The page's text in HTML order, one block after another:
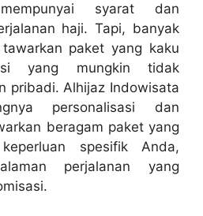
syarat dan
haji. Tapi, banyak
paket yang kaku
yang mungkin tidak
pribadi. Alhijaz Indowisata
personalisasi dan
beragam paket yang
spesifik Anda,
perjalanan yang